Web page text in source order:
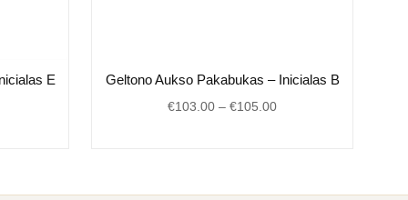
E Geltono Aukso Pakabukas – Inicialas B
€103.00 – €105.00€103.00